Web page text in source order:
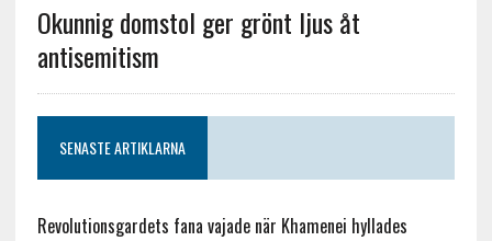
Okunnig domstol ger grönt ljus åt
antisemitism
SENASTE ARTIKLARNA
Revolutionsgardets fana vajade när Khamenei hyllades